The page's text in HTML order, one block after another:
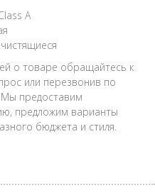
A
о товаре обращайтесь к
или перезвонив по
Мы предоставим
предложим варианты
бюджета и стиля.